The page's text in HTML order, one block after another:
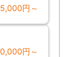
円～
円～